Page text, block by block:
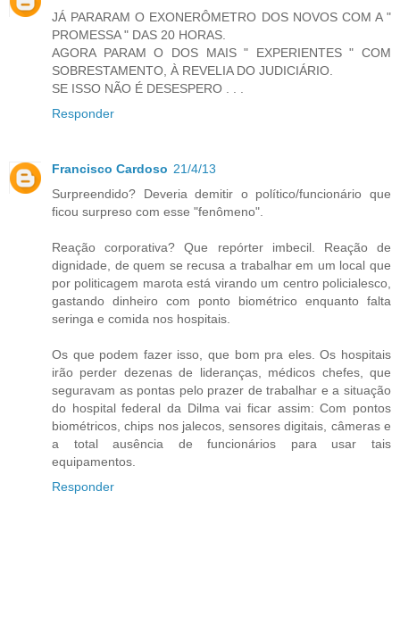
JÁ PARARAM O EXONERÔMETRO DOS NOVOS COM A "
PROMESSA " DAS 20 HORAS.
AGORA PARAM O DOS MAIS " EXPERIENTES " COM
SOBRESTAMENTO, À REVELIA DO JUDICIÁRIO.
SE ISSO NÃO É DESESPERO . . .
Responder
Francisco Cardoso 21/4/13
Surpreendido? Deveria demitir o político/funcionário que
ficou surpreso com esse "fenômeno".
Reação corporativa? Que repórter imbecil. Reação de
dignidade, de quem se recusa a trabalhar em um local que
por politicagem marota está virando um centro policialesco,
gastando dinheiro com ponto biométrico enquanto falta
seringa e comida nos hospitais.
Os que podem fazer isso, que bom pra eles. Os hospitais
irão perder dezenas de lideranças, médicos chefes, que
seguravam as pontas pelo prazer de trabalhar e a situação
do hospital federal da Dilma vai ficar assim: Com pontos
biométricos, chips nos jalecos, sensores digitais, câmeras e
a total ausência de funcionários para usar tais
equipamentos.
Responder